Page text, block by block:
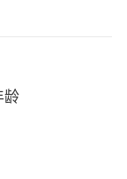
龄